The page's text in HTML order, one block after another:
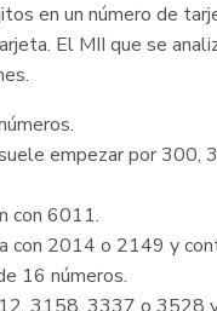
en un número de
El MII que se
empezar por 300,
con 6011.
con 2014 o 2149 y
16 números.